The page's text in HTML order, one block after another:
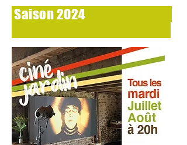
Saison 2024